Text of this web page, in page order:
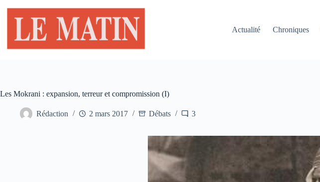
contenu
Actualité
Chroniques
Les Mokrani : expansion, terreur et compromission (I)
Rédaction 2 mars 2017 Débats 3